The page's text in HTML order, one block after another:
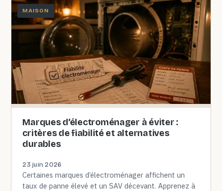
MAISON
Marques d’électroménager à éviter :
critères de fiabilité et alternatives
durables
23 juin 2026
Certaines marques d’électroménager affichent un
taux de panne élevé et un SAV décevant. Apprenez à